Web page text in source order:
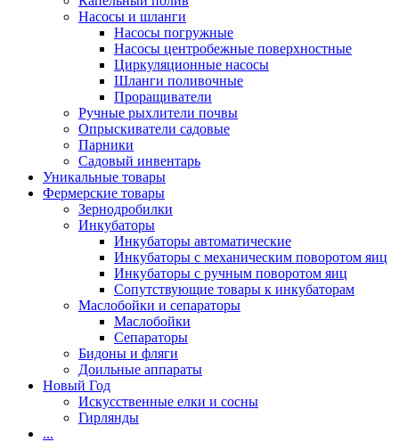
Насосы и шланги
Насосы погружные
Насосы центробежные поверхностные
Циркуляционные насосы
Шланги поливочные
Проращиватели
Ручные рыхлители почвы
Опрыскиватели садовые
Парники
Садовый инвентарь
Уникальные товары
Фермерские товары
Зернодробилки
Инкубаторы
Инкубаторы автоматические
Инкубаторы с механическим поворотом яиц
Инкубаторы с ручным поворотом яиц
Сопутствующие товары к инкубаторам
Маслобойки и сепараторы
Маслобойки
Сепараторы
Бидоны и фляги
Доильные аппараты
Новый Год
Искусственные елки и сосны
Гирлянды
...